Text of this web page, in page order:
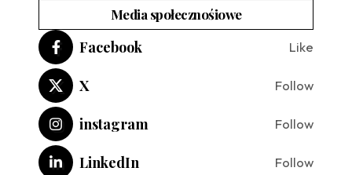
Media społecznośiowe
Facebook Like
X Follow
instagram Follow
LinkedIn Follow